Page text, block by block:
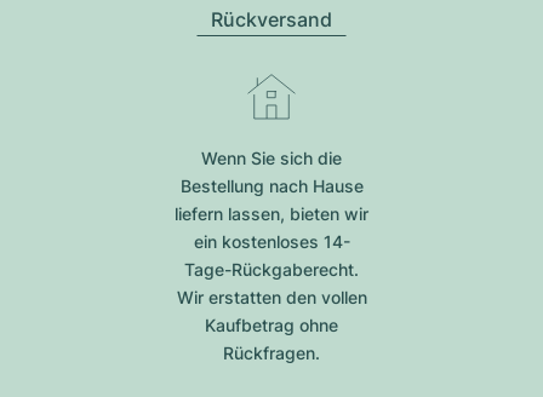
Rückversand
Wenn Sie sich die
Bestellung nach Hause
liefern lassen, bieten wir
ein kostenloses 14-
Tage-Rückgaberecht.
Wir erstatten den vollen
Kaufbetrag ohne
Rückfragen.